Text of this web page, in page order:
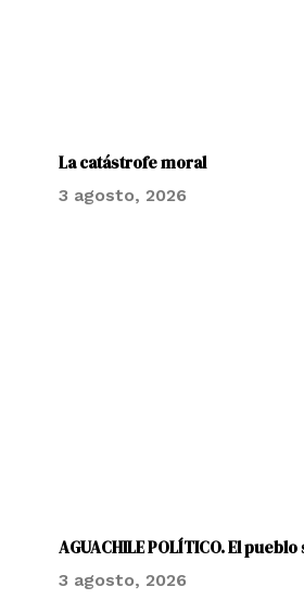
La catástrofe moral
3 agosto, 2026
AGUACHILE POLÍTICO. El
3 agosto, 2026